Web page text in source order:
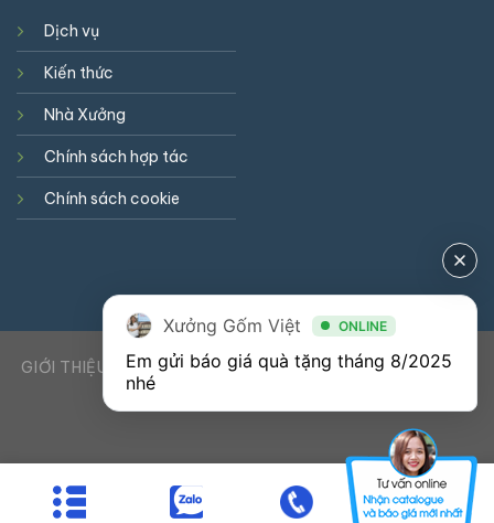
Dịch vụ
Kiến thức
Nhà Xưởng
Chính sách hợp tác
Chính sách cookie
GIỚI THIỆU DỊCH VỤ KIẾN THỨC LIÊN HỆ 0941900823
Xưởng Gốm Việt ONLINE
Em gửi báo giá quà tặng tháng 8/2025
nhé